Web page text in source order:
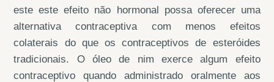
este este efeito não hormonal possa oferecer uma
alternativa contraceptiva com menos efeitos
colaterais do que os contraceptivos de esteróides
tradicionais. O óleo de nim exerce algum efeito
contraceptivo quando administrado oralmente aos